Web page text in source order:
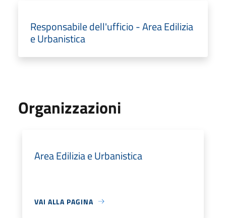
Responsabile dell'ufficio - Area Edilizia
e Urbanistica
Organizzazioni
Area Edilizia e Urbanistica
VAI ALLA PAGINA